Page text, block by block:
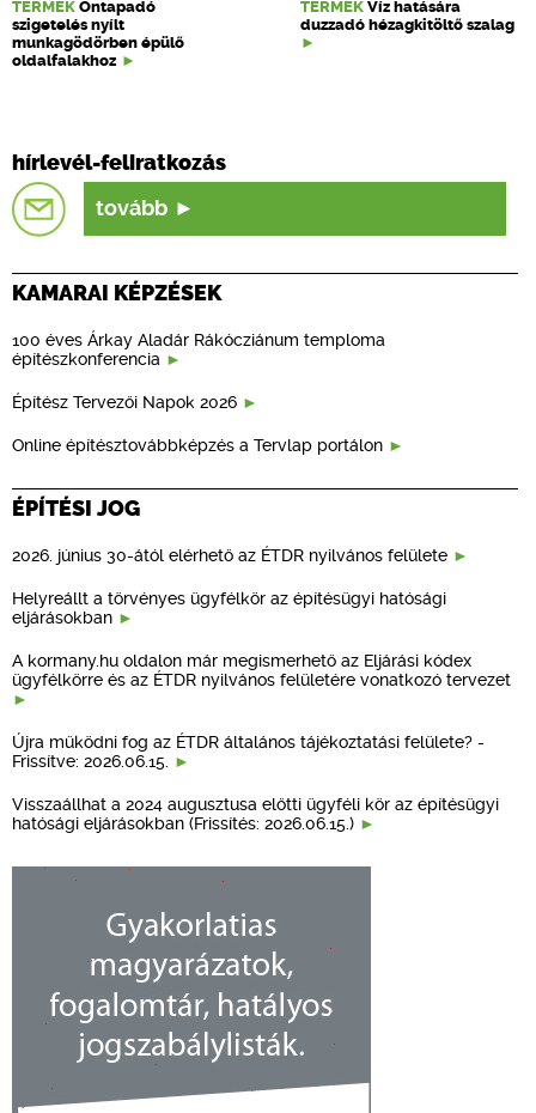
TERMÉK Öntapadó
szigetelés nyílt
munkagödörben épülő
oldalfalakhoz
TERMÉK Víz hatására
duzzadó hézagkitöltő szalag
hírlevél-feliratkozás
tovább
KAMARAI KÉPZÉSEK
100 éves Árkay Aladár Rákócziánum temploma
építészkonferencia
Építész Tervezői Napok 2026
Online építésztovábbképzés a Tervlap portálon
ÉPÍTÉSI JOG
2026. június 30-ától elérhető az ÉTDR nyilvános felülete
Helyreállt a törvényes ügyfélkör az építésügyi hatósági
eljárásokban
A kormany.hu oldalon már megismerhető az Eljárási kódex
ügyfélkörre és az ÉTDR nyilvános felületére vonatkozó tervezet
Újra működni fog az ÉTDR általános tájékoztatási felülete? -
Frissítve: 2026.06.15.
Visszaállhat a 2024 augusztusa előtti ügyféli kör az építésügyi
hatósági eljárásokban (Frissítés: 2026.06.15.)